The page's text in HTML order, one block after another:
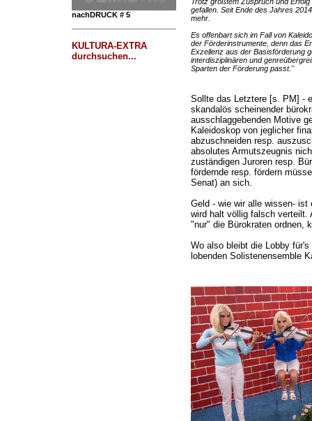
nachDRUCK # 5
KULTURA-EXTRA
durchsuchen...
gefallen. Seit Ende des Jahres
mehr.
Es offenbart sich im Fall von
der Förderinstrumente, denn das
Exzellenz aus der Basisförderung
interdisziplinären und
Sparten der Förderung passt."
Sollte das Letztere [s. PM] -
skandalös scheinender
ausschlaggebenden Motive
Kaleidoskop von jeglicher
abzuschneiden resp.
absolutes Armutszeugnis
zuständigen Juroren resp.
fördernde resp. fördern
Senat) an sich.
Geld - wie wir alle wissen- ist
wird halt völlig falsch verteilt.
"nur" die Bürokraten ordnen,
Wo also bleibt die Lobby
lobenden Solistenensemble